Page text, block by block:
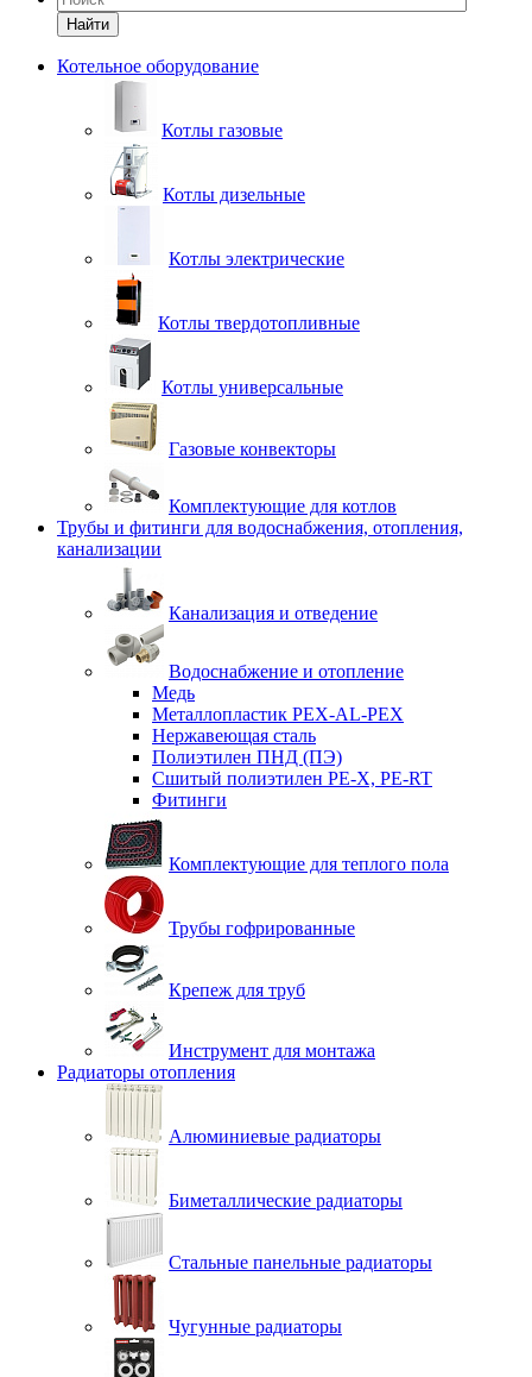
Найти
Котельное оборудование
Котлы газовые
Котлы дизельные
Котлы электрические
Котлы твердотопливные
Котлы универсальные
Газовые конвекторы
Комплектующие для котлов
Трубы и фитинги для водоснабжения, отопления,
канализации
Канализация и отведение
Водоснабжение и отопление
Медь
Металлопластик PEX-AL-PEX
Нержавеющая сталь
Полиэтилен ПНД (ПЭ)
Сшитый полиэтилен PE-X, PE-RT
Фитинги
Комплектующие для теплого пола
Трубы гофрированные
Крепеж для труб
Инструмент для монтажа
Радиаторы отопления
Алюминиевые радиаторы
Биметаллические радиаторы
Стальные панельные радиаторы
Чугунные радиаторы